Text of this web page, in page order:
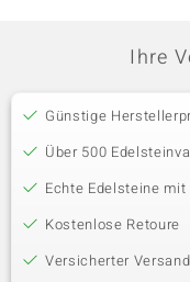
Ihre
Günstige
Über 500
Echte Edelsteine
Kostenlose Retoure
Versicherter